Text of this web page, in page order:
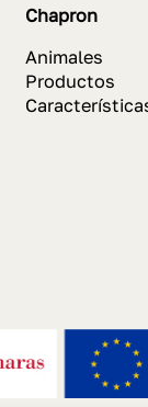
Chapron
Animales
Productos